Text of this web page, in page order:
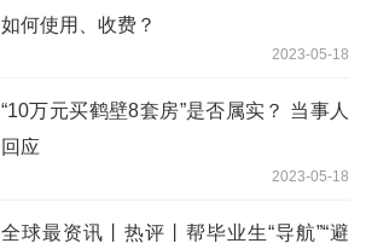
如何使用、收费？
2023-05-18
“10万元买鹤壁8套房”是否属实？ 当事人
回应
2023-05-18
全球最资讯丨热评丨帮毕业生“导航”“避